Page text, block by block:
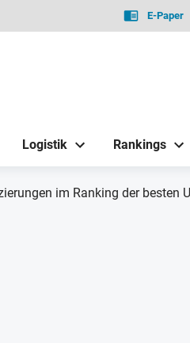
E-Paper
Logistik Rankings
im Ranking der besten